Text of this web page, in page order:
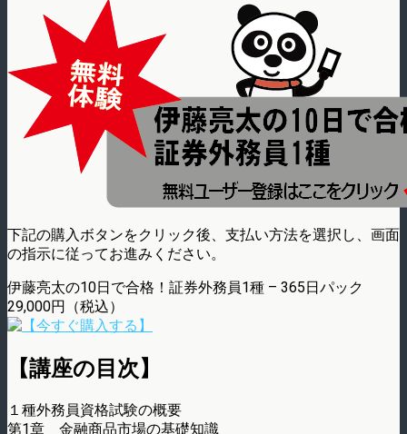
下記の購入ボタンをクリック後、支払い方法を選択し、画面
の指示に従ってお進みください。
伊藤亮太の10日で合格！証券外務員1種 – 365日パック
29,000円（税込）
【講座の目次】
１種外務員資格試験の概要
第1章 金融商品市場の基礎知識